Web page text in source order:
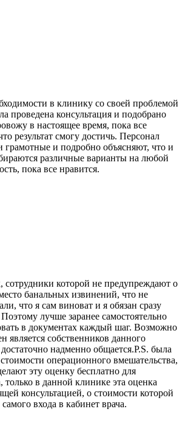
в клинику со своей проблемой
проведена консультация и подобрано
в настоящее время, пока все
результат смогу достичь. Персонал
грамотные и подробно объясняют, что и
различные варианты на любой
пока все нравится.
сотрудники которой не предупреждают о
банальных извинений, что не
что я сам виноват и я обязан сразу
лучше заранее самостоятельно
в документах каждый шаг. Возможно
является собственников данного
надменно общается.P.S. была
операционного вмешательства,
эту оценку бесплатно для
в данной клинике эта оценка
консультацией, о стоимости которой
входа в кабинет врача.